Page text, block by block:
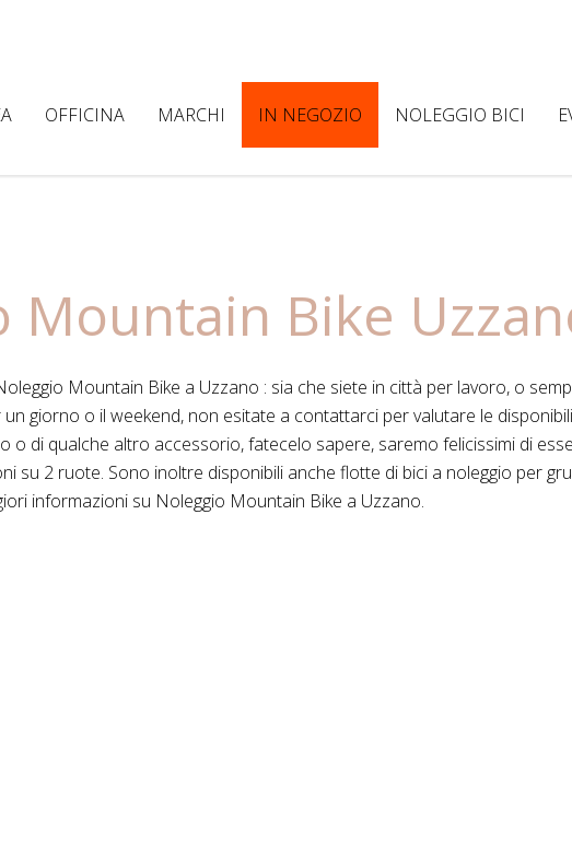
OFFICINA MARCHI IN NEGOZIO NOLEGGIO BICI
Mountain Bike
Mountain Bike a Uzzano : sia che siete in città per lavoro, o
giorno o il weekend, non esitate a contattarci per valutare le
o di qualche altro accessorio, fatecelo sapere, saremo felicissimi di
su 2 ruote. Sono inoltre disponibili anche flotte di bici a noleggio per
informazioni su Noleggio Mountain Bike a Uzzano.